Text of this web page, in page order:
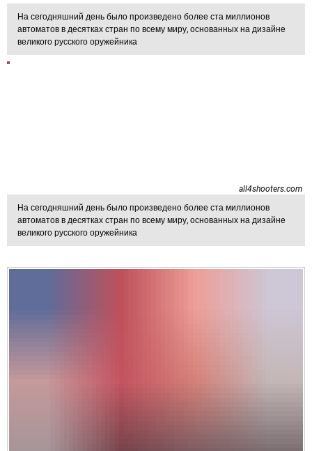
На сегодняшний день было произведено более ста миллионов
автоматов в десятках стран по всему миру, основанных на дизайне
великого русского оружейника
all4shooters.com
На сегодняшний день было произведено более ста миллионов
автоматов в десятках стран по всему миру, основанных на дизайне
великого русского оружейника